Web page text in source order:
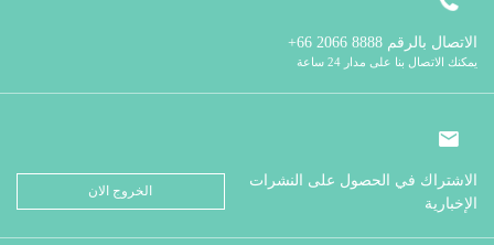
الاتصال بالرقم
يمكنك الاتصال بنا على مدار 24 ساعة
الاشتراك في الحصول على النشرات
الإخبارية
الخروج الان